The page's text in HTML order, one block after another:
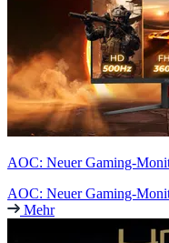
AOC: Neuer Gaming-
AOC: Neuer Gaming-
Mehr